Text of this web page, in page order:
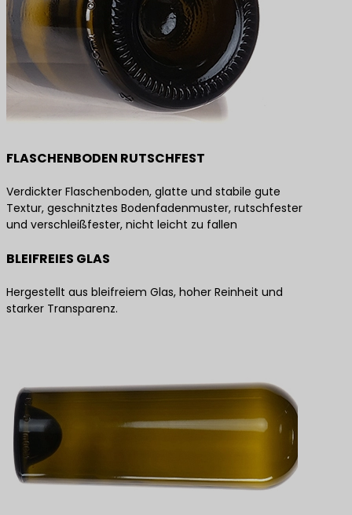
FLASCHENBODEN RUTSCHFEST
Verdickter Flaschenboden, glatte und stabile gute
Textur, geschnitztes Bodenfadenmuster, rutschfester
und verschleißfester, nicht leicht zu fallen
BLEIFREIES GLAS
Hergestellt aus bleifreiem Glas, hoher Reinheit und
starker Transparenz.